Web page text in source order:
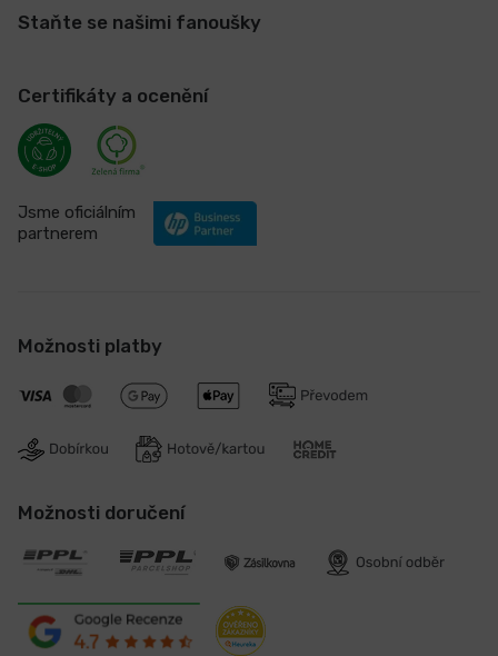
Staňte se našimi fanoušky
Certifikáty a ocenění
Jsme oficiálním
partnerem
Možnosti platby
Možnosti doručení